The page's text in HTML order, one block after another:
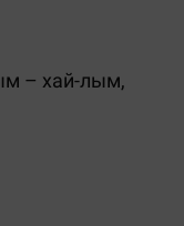
– хай-лым,